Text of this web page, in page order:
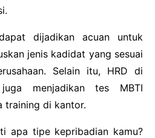
dijadikan acuan untuk
jenis kadidat yang sesuai
Selain itu, HRD di
juga menjadikan tes MBTI
training di kantor.
apa tipe kepribadian kamu?